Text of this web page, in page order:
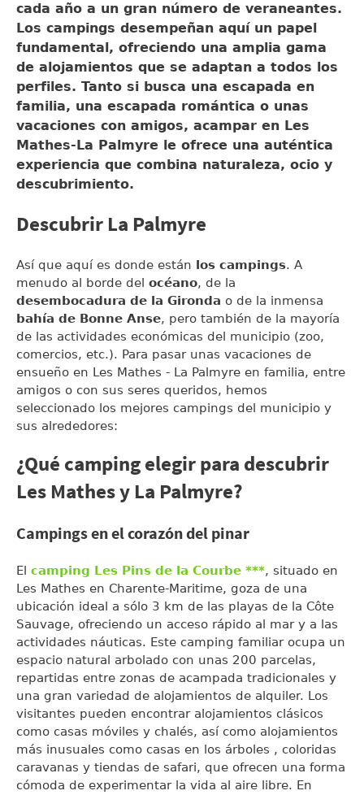
cada año a un gran número de veraneantes.
Los campings desempeñan aquí un papel
fundamental, ofreciendo una amplia gama
de alojamientos que se adaptan a todos los
perfiles. Tanto si busca una escapada en
familia, una escapada romántica o unas
vacaciones con amigos, acampar en Les
Mathes-La Palmyre le ofrece una auténtica
experiencia que combina naturaleza, ocio y
descubrimiento.
Descubrir La Palmyre
Así que aquí es donde están los campings. A
menudo al borde del océano, de la
desembocadura de la Gironda o de la inmensa
bahía de Bonne Anse, pero también de la mayoría
de las actividades económicas del municipio (zoo,
comercios, etc.). Para pasar unas vacaciones de
ensueño en Les Mathes - La Palmyre en familia, entre
amigos o con sus seres queridos, hemos
seleccionado los mejores campings del municipio y
sus alrededores:
¿Qué camping elegir para descubrir
Les Mathes y La Palmyre?
Campings en el corazón del pinar
El camping Les Pins de la Courbe ***, situado en
Les Mathes en Charente-Maritime, goza de una
ubicación ideal a sólo 3 km de las playas de la Côte
Sauvage, ofreciendo un acceso rápido al mar y a las
actividades náuticas. Este camping familiar ocupa un
espacio natural arbolado con unas 200 parcelas,
repartidas entre zonas de acampada tradicionales y
una gran variedad de alojamientos de alquiler. Los
visitantes pueden encontrar alojamientos clásicos
como casas móviles y chalés, así como alojamientos
más inusuales como casas en los árboles , coloridas
caravanas y tiendas de safari, que ofrecen una forma
cómoda de experimentar la vida al aire libre. En